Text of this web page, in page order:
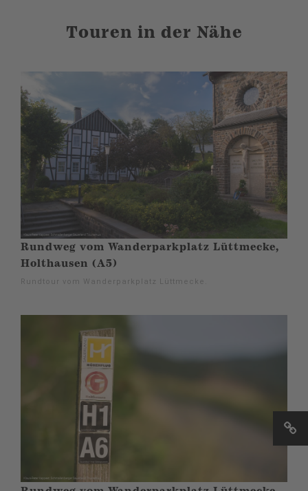
Touren in der Nähe
Rundweg vom Wanderparkplatz Lüttmecke,
Holthausen (A5)
Rundtour vom Wanderparkplatz Lüttmecke.